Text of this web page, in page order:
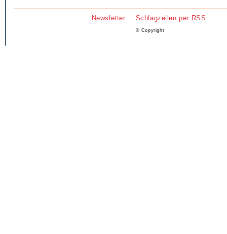
Newsletter Schlagzeilen per RSS
© Copyright